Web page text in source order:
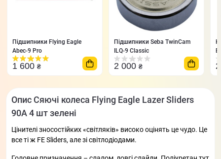
Підшипники Flying Eagle
Abec-9 Pro
1 600 ₴
Підшипники Seba TwinCam
ILQ-9 Classic
2 000 ₴
Опис Сяючі колеса Flying Eagle Lazer Sliders
90A 4 шт зелені
Цінителі зносостійких «світляків» високо оцінять це чудо. Це
все ті ж FE Sliders, але зі світлодіодами.